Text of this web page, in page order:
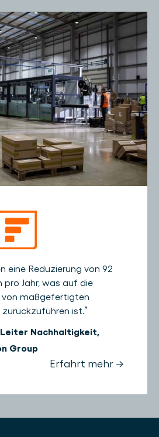
eine Reduzierung von 92
pro Jahr, was auf die
von maßgefertigten
ist.”
Leiter Nachhaltigkeit,
Group
Erfahrt mehr →